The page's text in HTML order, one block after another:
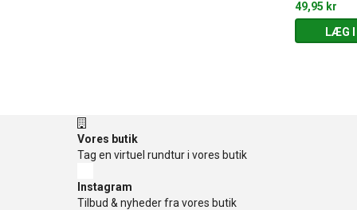
49,95 kr
LÆG I
Vores butik
Tag en virtuel rundtur i vores butik
Instagram
Tilbud & nyheder fra vores butik